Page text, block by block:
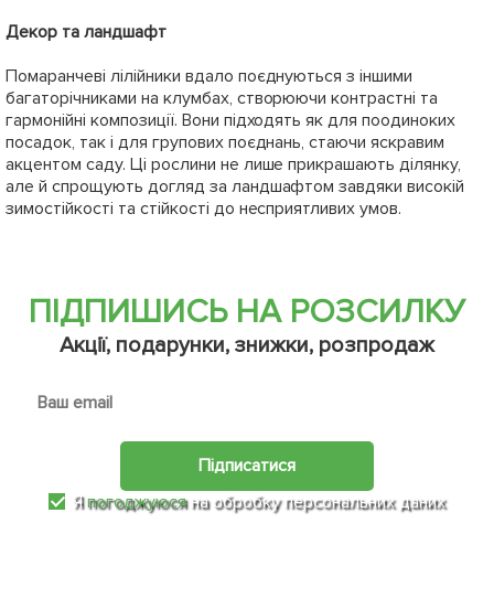
Декор та ландшафт
Помаранчеві лілійники вдало поєднуються з іншими
багаторічниками на клумбах, створюючи контрастні та
гармонійні композиції. Вони підходять як для поодиноких
посадок, так і для групових поєднань, стаючи яскравим
акцентом саду. Ці рослини не лише прикрашають ділянку,
але й спрощують догляд за ландшафтом завдяки високій
зимостійкості та стійкості до несприятливих умов.
ПІДПИШИСЬ НА РОЗСИЛКУ
Акції, подарунки, знижки, розпродаж
Підписатися
Япогоджуюся на обробку персональних даних